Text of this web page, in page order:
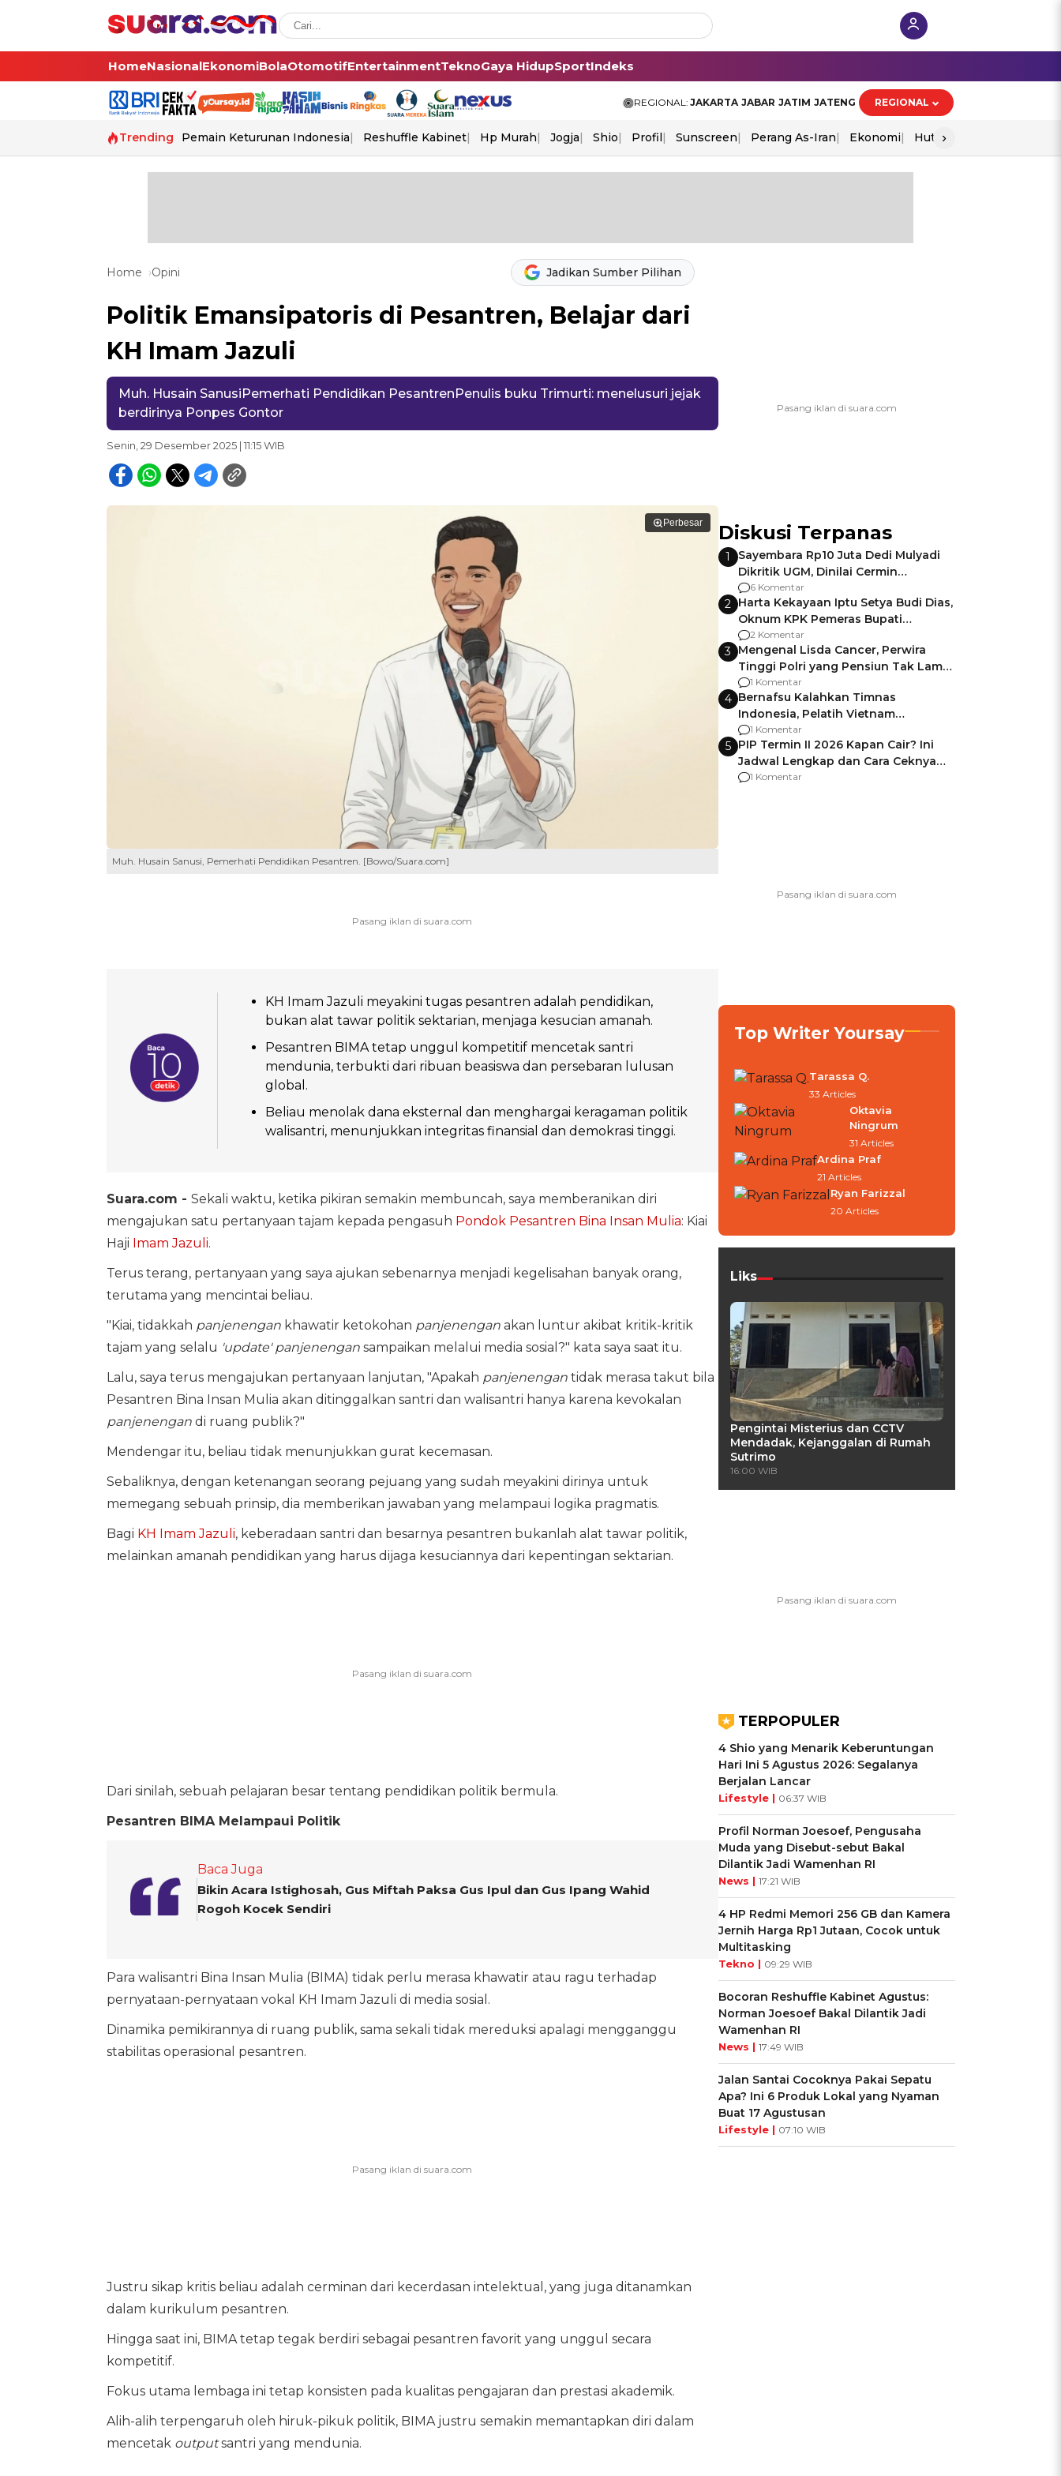
HomeNasionalEkonomiBolaOtomotifEntertainmentTeknoGaya HidupSportIndeks
REGIONAL: JAKARTA JABAR JATIM JATENG REGIONAL
Trending Pemain Keturunan Indonesia Reshuffle Kabinet Hp Murah Jogja Shio Profil Sunscreen Perang As-Iran Ekonomi Hut Ri
›
Home Opini Jadikan Sumber Pilihan
Politik Emansipatoris di Pesantren, Belajar dari
KH Imam Jazuli
Muh. Husain SanusiPemerhati Pendidikan PesantrenPenulis buku Trimurti: menelusuri jejak
berdirinya Ponpes Gontor
Senin, 29 Desember 2025 | 11:15 WIB
Perbesar
Muh. Husain Sanusi, Pemerhati Pendidikan Pesantren. [Bowo/Suara.com]
KH Imam Jazuli meyakini tugas pesantren adalah pendidikan,
bukan alat tawar politik sektarian, menjaga kesucian amanah.
Pesantren BIMA tetap unggul kompetitif mencetak santri
mendunia, terbukti dari ribuan beasiswa dan persebaran lulusan
global.
Beliau menolak dana eksternal dan menghargai keragaman politik
walisantri, menunjukkan integritas finansial dan demokrasi tinggi.
Suara.com - Sekali waktu, ketika pikiran semakin membuncah, saya memberanikan diri
mengajukan satu pertanyaan tajam kepada pengasuh Pondok Pesantren Bina Insan Mulia: Kiai
Haji Imam Jazuli.
Terus terang, pertanyaan yang saya ajukan sebenarnya menjadi kegelisahan banyak orang,
terutama yang mencintai beliau.
"Kiai, tidakkah panjenengankhawatir ketokohan panjenenganakan luntur akibat kritik-kritik
tajam yang selalu 'update' panjenengansampaikan melalui media sosial?" kata saya saat itu.
Lalu, saya terus mengajukan pertanyaan lanjutan, "Apakah panjenengantidak merasa takut bila
Pesantren Bina Insan Mulia akan ditinggalkan santri dan walisantri hanya karena kevokalan
panjenengandi ruang publik?"
Mendengar itu, beliau tidak menunjukkan gurat kecemasan.
Sebaliknya, dengan ketenangan seorang pejuang yang sudah meyakini dirinya untuk
memegang sebuah prinsip, dia memberikan jawaban yang melampaui logika pragmatis.
Bagi KH Imam Jazuli, keberadaan santri dan besarnya pesantren bukanlah alat tawar politik,
melainkan amanah pendidikan yang harus dijaga kesuciannya dari kepentingan sektarian.
Dari sinilah, sebuah pelajaran besar tentang pendidikan politik bermula.
Pesantren BIMA Melampaui Politik
Baca Juga
Bikin Acara Istighosah, Gus Miftah Paksa Gus Ipul dan Gus Ipang Wahid
Rogoh Kocek Sendiri
Para walisantri Bina Insan Mulia (BIMA) tidak perlu merasa khawatir atau ragu terhadap
pernyataan-pernyataan vokal KH Imam Jazuli di media sosial.
Dinamika pemikirannya di ruang publik, sama sekali tidak mereduksi apalagi mengganggu
stabilitas operasional pesantren.
Justru sikap kritis beliau adalah cerminan dari kecerdasan intelektual, yang juga ditanamkan
dalam kurikulum pesantren.
Hingga saat ini, BIMA tetap tegak berdiri sebagai pesantren favorit yang unggul secara
kompetitif.
Fokus utama lembaga ini tetap konsisten pada kualitas pengajaran dan prestasi akademik.
Alih-alih terpengaruh oleh hiruk-pikuk politik, BIMA justru semakin memantapkan diri dalam
mencetak outputsantri yang mendunia.
Diskusi Terpanas
1
Sayembara Rp10 Juta Dedi Mulyadi
Dikritik UGM, Dinilai Cermin
Gagalnya Negara Jamin Keamanan
6 Komentar
2 Harta Kekayaan Iptu Setya Budi Dias,
Oknum KPK Pemeras Bupati
Pemalang
2 Komentar
3 Mengenal Lisda Cancer, Perwira
Tinggi Polri yang Pensiun Tak Lama
Usai Jadi Brigjen
1 Komentar
4 Bernafsu Kalahkan Timnas
Indonesia, Pelatih Vietnam
Berencana Pakai Jimat di Pakansari
1 Komentar
5 PIP Termin II 2026 Kapan Cair? Ini
Jadwal Lengkap dan Cara Ceknya
agar Dana Tidak Hangus!
1 Komentar
Top Writer Yoursay
Tarassa Q.
33 Articles
Oktavia
Ningrum
31 Articles
Ardina Praf
21 Articles
Ryan Farizzal
20 Articles
Liks
Pengintai Misterius dan CCTV
Mendadak, Kejanggalan di Rumah
Sutrimo
16:00 WIB
TERPOPULER
4 Shio yang Menarik Keberuntungan
Hari Ini 5 Agustus 2026: Segalanya
Berjalan Lancar
Lifestyle | 06:37 WIB
Profil Norman Joesoef, Pengusaha
Muda yang Disebut-sebut Bakal
Dilantik Jadi Wamenhan RI
News | 17:21 WIB
4 HP Redmi Memori 256 GB dan Kamera
Jernih Harga Rp1 Jutaan, Cocok untuk
Multitasking
Tekno | 09:29 WIB
Bocoran Reshuffle Kabinet Agustus:
Norman Joesoef Bakal Dilantik Jadi
Wamenhan RI
News | 17:49 WIB
Jalan Santai Cocoknya Pakai Sepatu
Apa? Ini 6 Produk Lokal yang Nyaman
Buat 17 Agustusan
Lifestyle | 07:10 WIB